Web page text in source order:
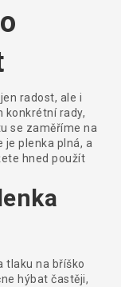
radost, ale i
konkrétní rady,
se zaměříme na
je plenka plná, a
hned použít
tlaku na bříško
hýbat častěji,